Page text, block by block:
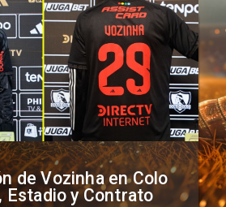
de Vozinha en Colo
Estadio y Contrato